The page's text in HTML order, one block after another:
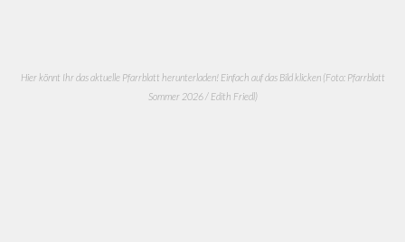
Hier könnt Ihr das aktuelle Pfarrblatt herunterladen! Einfach auf das Bild klicken (Foto: Pfarrblatt
Sommer 2026 / Edith Friedl)